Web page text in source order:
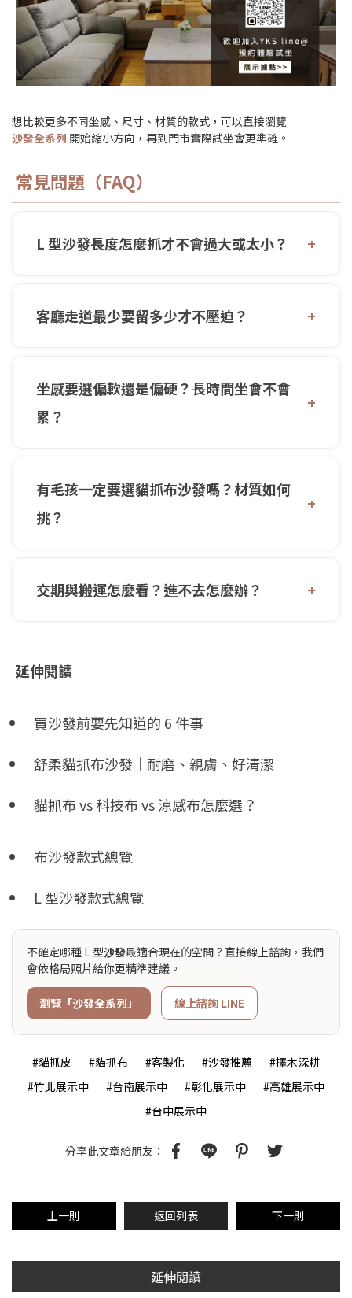
想比較更多不同坐感、尺寸、材質的款式，可以直接瀏覽
沙發全系列 開始縮小方向，再到門市實際試坐會更準確。
常見問題（FAQ）
L 型沙發長度怎麼抓才不會過大或太小？
客廳走道最少要留多少才不壓迫？
坐感要選偏軟還是偏硬？長時間坐會不會
累？
有毛孩一定要選貓抓布沙發嗎？材質如何
挑？
交期與搬運怎麼看？進不去怎麼辦？
延伸閱讀
買沙發前要先知道的 6 件事
舒柔貓抓布沙發｜耐磨、親膚、好清潔
貓抓布 vs 科技布 vs 涼感布怎麼選？
布沙發款式總覽
L 型沙發款式總覽
不確定哪種 L 型沙發最適合現在的空間？直接線上諮詢，我們
會依格局照片給你更精準建議。
瀏覽「沙發全系列」 線上諮詢 LINE
#貓抓皮 #貓抓布 #客製化 #沙發推薦
#擇木深耕
#竹北展示中
#台南展示中 #彰化展示中
#高雄展示中
#台中展示中
分享此文章給朋友：
上一則 返回列表 下一則
延伸閱讀